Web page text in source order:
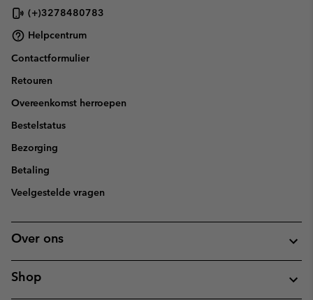
(+)3278480783
Helpcentrum
Contactformulier
Retouren
Overeenkomst herroepen
Bestelstatus
Bezorging
Betaling
Veelgestelde vragen
Over ons
Shop